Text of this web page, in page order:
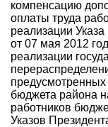
компенсацию
оплаты труда
реализации
от 07 мая 2012
реализации
бюджета района
работников
Указов